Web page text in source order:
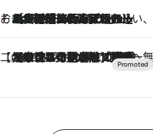
そおだよおこの関西おいしい、おやつ紀行
2026.8.9
［大阪府箕面市］一皿一皿目の前で仕上げられる、料理を巧みに組み込んだアシェットデセールコース「ミチル アシェット デセール（Michiru assiette dessert）」
【CREA×星野リゾート】唯一無二。癒しと発見が待つ場所へ
2026.8.7
【トンボの足水浴】ヒノキの香りに包まれて涼感マックス！約13℃の湧水かけ流しを避暑地「星野温泉 トンボの湯」で体験